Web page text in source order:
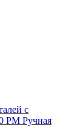
с
РМ Ручная